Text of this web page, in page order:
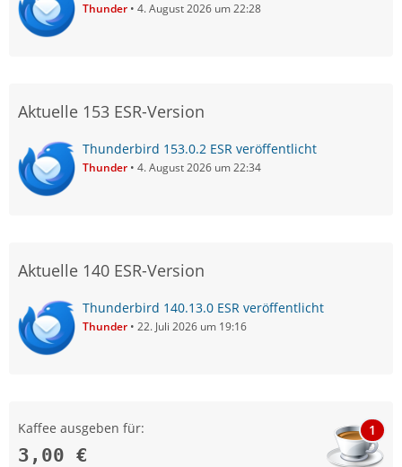
Thunder 4. August 2026 um 22:28
Aktuelle 153 ESR-Version
Thunderbird 153.0.2 ESR veröffentlicht
Thunder 4. August 2026 um 22:34
Aktuelle 140 ESR-Version
Thunderbird 140.13.0 ESR veröffentlicht
Thunder 22. Juli 2026 um 19:16
Kaffee ausgeben für:
3,00 €
1